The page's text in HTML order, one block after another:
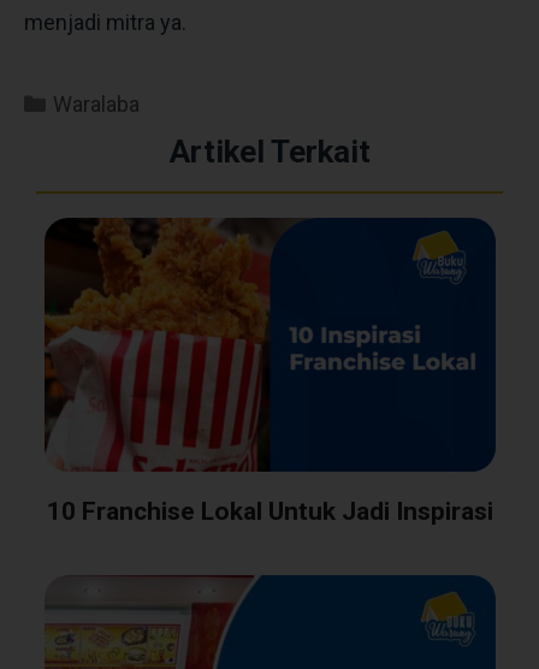
menjadi mitra ya.
Waralaba
Artikel Terkait
10 Franchise Lokal Untuk Jadi Inspirasi